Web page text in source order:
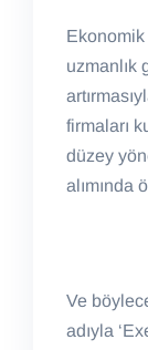
uzmanlık
firmaları
düzey
alımında
Ve
adıyla